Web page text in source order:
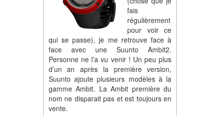
Outils & Réseaux
fais
régulièrement
pour voir ce
qui se passe), je me retrouve face à
face avec une Suunto Ambit2.
Personne ne l’a vu venir ! Un peu plus
d’un an après la première version,
Suunto ajoute plusieurs modèles à la
gamme Ambit. La Ambit première du
nom ne disparait pas et est toujours en
vente.